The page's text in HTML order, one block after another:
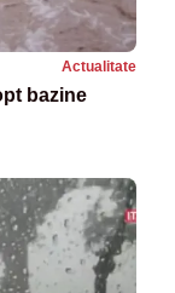
Actualitate
bazine